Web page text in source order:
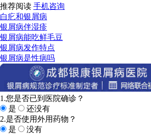
推荐阅读 手机咨询
白疕和银屑病
银屑病伴湿疹
银屑病能吃鲜毛豆
银屑病发作特点
银屑病是性病吗
1.您是否已到医院确诊？
是
还没有
2.是否使用外用药物？
是
没有